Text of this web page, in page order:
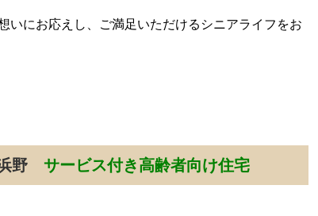
いにお応えし、ご満足いただけるシニアライフをお
野 サービス付き高齢者向け住宅